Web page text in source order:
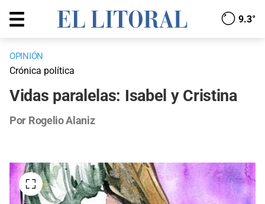
9.3°
OPINIÓN
Crónica política
Vidas paralelas: Isabel y Cristina
Por Rogelio Alaniz